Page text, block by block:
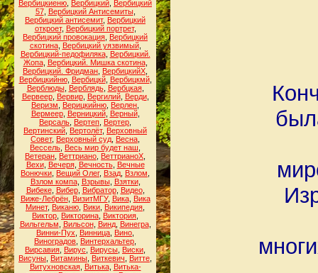
Вербицкиеню Вербицкий Вербицкий
57, Вербицкий Антисемиты,
Вербицкий антисемит, Вербицкий
откроет, Вербицкий портрет,
Вербицкий провокация Вербицкий
скотина, Вербицкий уязвимый,
Вербицкий-педофиляка, Вербицкий.
Жопа, Вербицкий. Мишка скотина,
Вербицкий. Фридман ВербицкийХ
Вербицкийню, Вербицкй, Вербицкмй,
Верблюды, Верблядь, Вербцкая,
Вервеер, Вервир, Вергилий, Верди,
Веризм
Верицкийню Верлен
Вермеер, Верницкий, Верный,
Версаль Вертеп Вертер
Вертинский Вертолёт, Верховный
Совет, Верховный суд Весна
Вессель Весь мир будет наш
Ветеран Веттриано ВеттрианоХ
Вехи, Вечеря, Вечность, Вечные
Вонючки Вещий Олег, Взад Взлом
Взлом компа, Взрывы, Взятки,
Вибеке, Вибер, Вибратор, Видео,
Виже-Лебрён, ВизитМГУ, Вика, Вика
Минет, Виканю Вики Википедия
Виктор Викторина Виктория
Вильгельм
Вильсон, Винд, Винегра,
Винни-Пух
Винница Вино
Виноградов Винтерхальтер
Вирсавия Вирус Вирусы Виски
Висуны Витамины Виткевич Витте
Витухновская, Витька, Витька-